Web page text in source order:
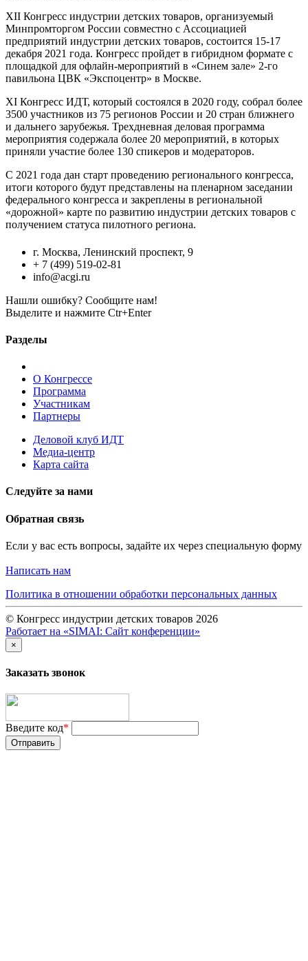
XII Конгресс индустрии детских товаров, организуемый
Минпромторгом России совместно с Ассоциацией
предприятий индустрии детских товаров, состоится 15-17
декабря 2021 года. Конгресс пройдет в гибридном формате с
площадкой для офлайн-мероприятий в «Синем зале» 2-го
павильона ЦВК «Экспоцентр» в Москве.
XI Конгресс ИДТ, который состоялся в 2020 году, собрал более
3500 участников из 75 регионов России и 20 стран ближнего
и дальнего зарубежья. Трехдневная деловая программа
мероприятия содержала более 20 мероприятий, в которых
приняли участие более 130 спикеров и модераторов.
С 2021 года дан старт проведению регионального конгресса,
итоги которого будут представлены на пленарном заседании
федерального конгресса и закреплены в региональной
«дорожной» карте по развитию индустрии детских товаров с
получением статуса пилотного региона.
г. Москва, Ленинский проспект, 9
+ 7 (499) 519-02-81
info@acgi.ru
Нашли ошибку? Сообщите нам!
Выделите и нажмите Ctr+Enter
Разделы
О Конгрессе
Программа
Участникам
Партнеры
Деловой клуб ИДТ
Медиа-центр
Карта сайта
Следуйте за нами
Обратная связь
Если у вас есть вопросы, задайте их через специальную форму
Написать нам
Политика в отношении обработки персональных данных
© Конгресс индустрии детских товаров 2026
Работает на «SIMAI: Сайт конференции»
×
Заказать звонок
Введите код*
Отправить